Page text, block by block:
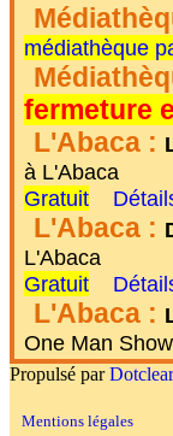
médiathèque
fermeture
L'Abaca :
à L'Abaca
Gratuit
L'Abaca :
L'Abaca
Gratuit
L'Abaca :
One Man
Propulsé parDotclear
Mentions légales